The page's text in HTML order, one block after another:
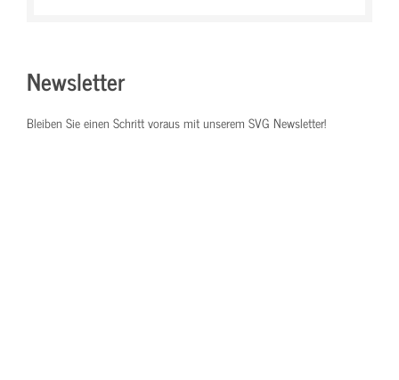
Newsletter
Bleiben Sie einen Schritt voraus mit unserem SVG Newsletter!